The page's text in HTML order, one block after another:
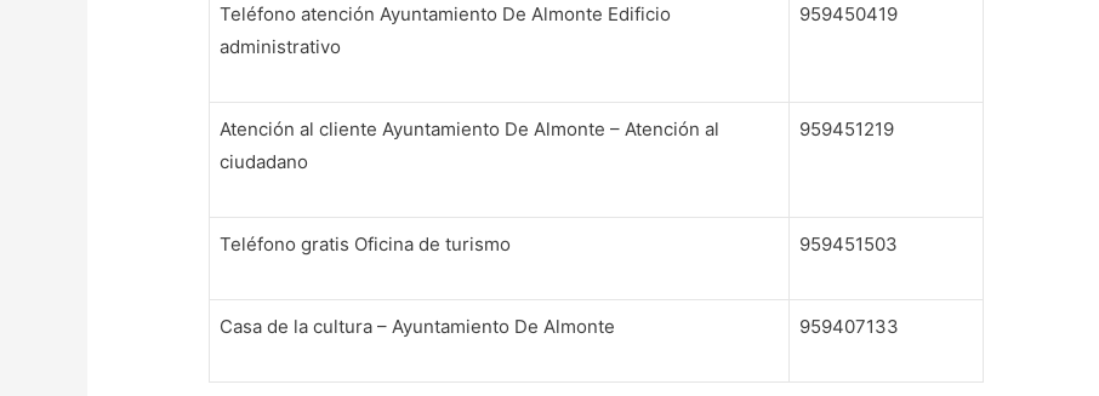
Teléfono atención Ayuntamiento De Almonte Edificio
administrativo
959450419
Atención al cliente Ayuntamiento De Almonte – Atención al
ciudadano
959451219
Teléfono gratis Oficina de turismo 959451503
Casa de la cultura – Ayuntamiento De Almonte 959407133